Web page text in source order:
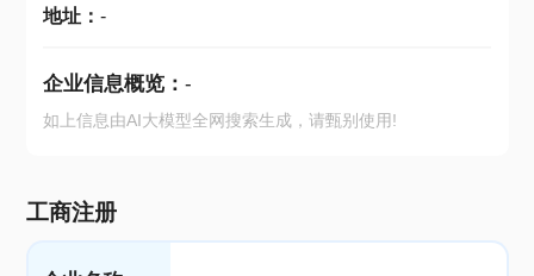
地址： -
企业信息概览： -
如上信息由AI大模型全网搜索生成，请甄别使用!
工商注册